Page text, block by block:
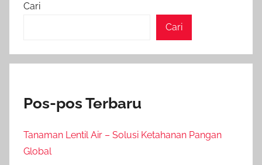
Cari
Cari
Pos-pos Terbaru
Tanaman Lentil Air – Solusi Ketahanan Pangan
Global